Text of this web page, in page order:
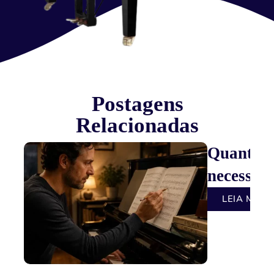
Postagens
Relacionadas
Quantas
LEIA MAIS